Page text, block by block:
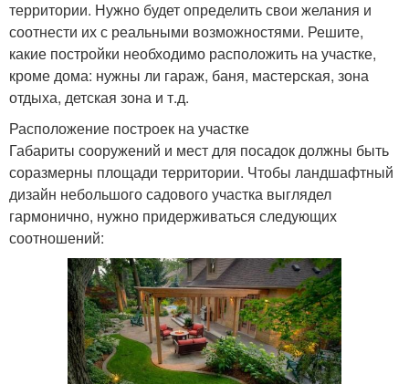
территории. Нужно будет определить свои желания и
соотнести их с реальными возможностями. Решите,
какие постройки необходимо расположить на участке,
кроме дома: нужны ли гараж, баня, мастерская, зона
отдыха, детская зона и т.д.
Расположение построек на участке
Габариты сооружений и мест для посадок должны быть
соразмерны площади территории. Чтобы ландшафтный
дизайн небольшого садового участка выглядел
гармонично, нужно придерживаться следующих
соотношений: